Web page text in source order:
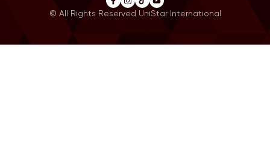
© All Rights Reserved UniStar International